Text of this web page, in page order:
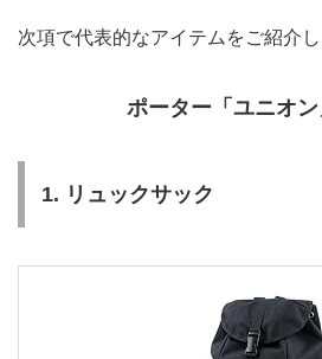
次項で代表的なアイテムをご紹介し
ポーター「ユニオ
1. リュックサック